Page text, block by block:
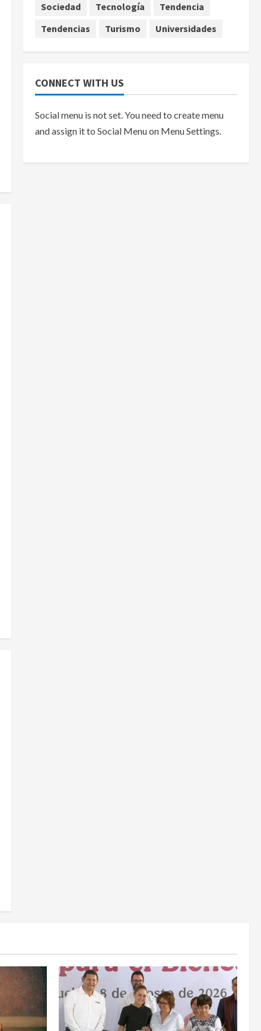
Sociedad
Tecnología
Tendencia
Tendencias
Turismo Universidades
CONNECT WITH US
Social menu is not set. You need to create menu
and assign it to Social Menu on Menu Settings.